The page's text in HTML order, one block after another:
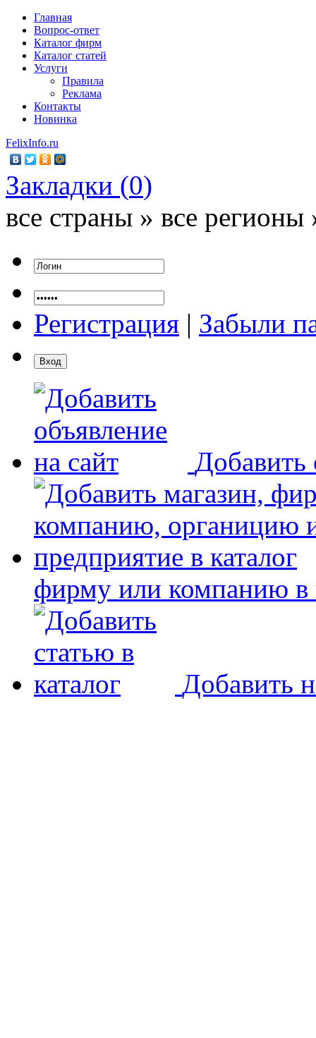
Главная
Вопрос-ответ
Каталог фирм
Каталог статей
Услуги
Правила
Реклама
Контакты
Новинка
FelixInfo.ru
Закладки (0)
все страны » все регионы
Регистрация | Забыли
Добавить
фирму или компанию в
Добавить